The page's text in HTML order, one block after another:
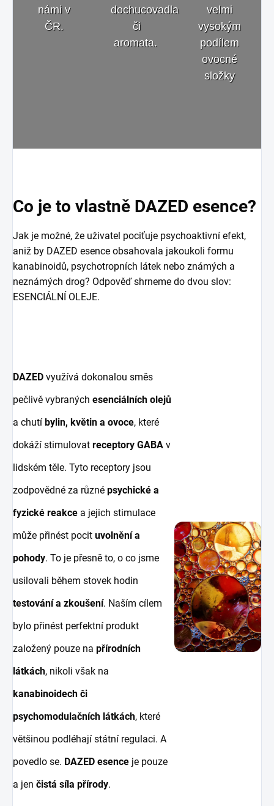
námi v
ČR.
dochucovadla
či
aromata.
velmi
vysokým
podílem
ovocné
složky
Co je to vlastně DAZED esence?
Jak je možné, že uživatel pociťuje psychoaktivní efekt,
aniž by DAZED esence obsahovala jakoukoli formu
kanabinoidů, psychotropních látek nebo známých a
neznámých drog? Odpověď shrneme do dvou slov:
ESENCIÁLNÍ OLEJE.
DAZED využívá dokonalou směs
pečlivě vybraných esenciálních olejů
a chutí bylin, květin a ovoce, které
dokáží stimulovat receptory GABA v
lidském těle. Tyto receptory jsou
zodpovědné za různé psychické a
fyzické reakce a jejich stimulace
může přinést pocit uvolnění a
pohody. To je přesně to, o co jsme
usilovali během stovek hodin
testování a zkoušení. Naším cílem
bylo přinést perfektní produkt
založený pouze na přírodních
látkách, nikoli však na
kanabinoidech či
psychomodulačních látkách, které
většinou podléhají státní regulaci. A
povedlo se. DAZED esence je pouze
a jen čistá síla přírody.